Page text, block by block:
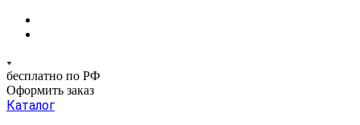
бесплатно по РФ
Оформить заказ
Каталог